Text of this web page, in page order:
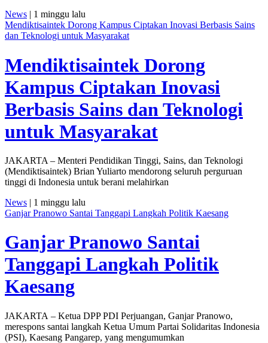
News | 1 minggu lalu
Mendiktisaintek Dorong Kampus Ciptakan Inovasi Berbasis Sains
dan Teknologi untuk Masyarakat
Mendiktisaintek Dorong
Kampus Ciptakan Inovasi
Berbasis Sains dan Teknologi
untuk Masyarakat
JAKARTA – Menteri Pendidikan Tinggi, Sains, dan Teknologi
(Mendiktisaintek) Brian Yuliarto mendorong seluruh perguruan
tinggi di Indonesia untuk berani melahirkan
News | 1 minggu lalu
Ganjar Pranowo Santai Tanggapi Langkah Politik Kaesang
Ganjar Pranowo Santai
Tanggapi Langkah Politik
Kaesang
JAKARTA – Ketua DPP PDI Perjuangan, Ganjar Pranowo,
merespons santai langkah Ketua Umum Partai Solidaritas Indonesia
(PSI), Kaesang Pangarep, yang mengumumkan